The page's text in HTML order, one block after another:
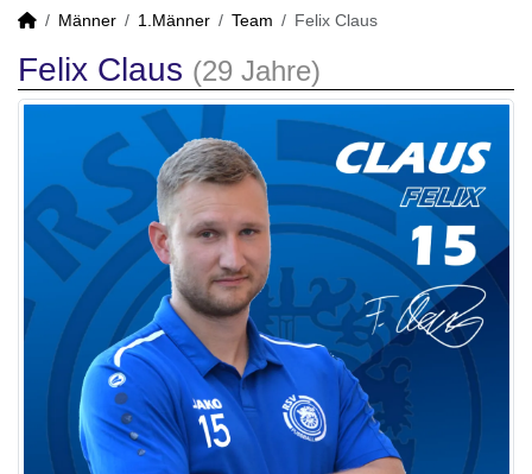
Männer 1.Männer Team Felix Claus
Felix Claus (29 Jahre)